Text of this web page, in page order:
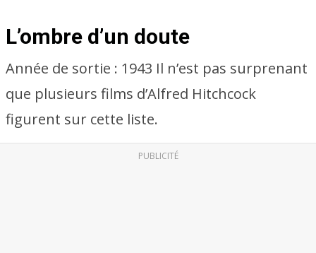
L’ombre d’un doute
Année de sortie : 1943 Il n’est pas surprenant
que plusieurs films d’Alfred Hitchcock
figurent sur cette liste.
PUBLICITÉ